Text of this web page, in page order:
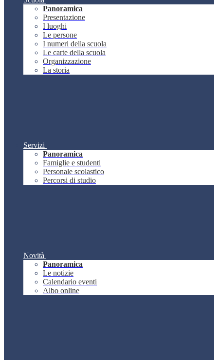
Panoramica
Presentazione
I luoghi
Le persone
I numeri della scuola
Le carte della scuola
Organizzazione
La storia
Servizi
Panoramica
Famiglie e studenti
Personale scolastico
Percorsi di studio
Novità
Panoramica
Le notizie
Calendario eventi
Albo online